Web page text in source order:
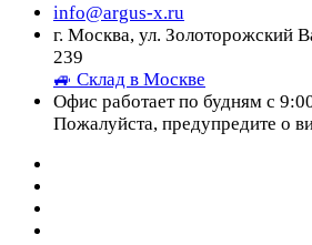
info@argus-x.ru
г. Москва, ул. Золоторожский
239
🚙 Склад в Москве
Офис работает по будням с
Пожалуйста, предупредите о